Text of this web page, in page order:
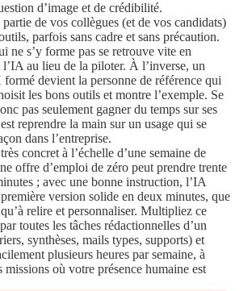
d’image et de crédibilité.
de vos collègues (et de vos candidats)
parfois sans cadre et sans précaution.
ne s’y forme pas se retrouve vite en
au lieu de la piloter. À l’inverse, un
devient la personne de référence qui
les bons outils et montre l’exemple. Se
pas seulement gagner du temps sur ses
reprendre la main sur un usage qui se
dans l’entreprise.
concret à l’échelle d’une semaine de
offre d’emploi de zéro peut prendre trente
; avec une bonne instruction, l’IA
version solide en deux minutes, que
relire et personnaliser. Multipliez ce
toutes les tâches rédactionnelles d’un
synthèses, mails types, supports) et
plusieurs heures par semaine, à
missions où votre présence humaine est